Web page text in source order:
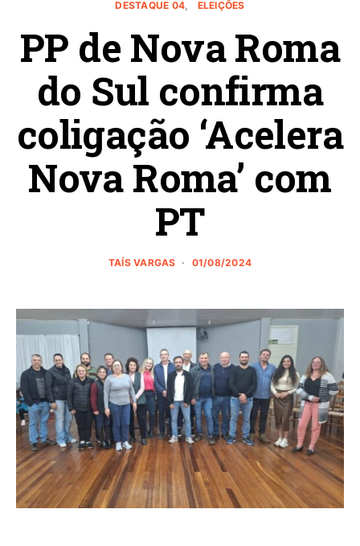
DESTAQUE 04 ELEIÇÕES
PP de Nova Roma
do Sul confirma
coligação ‘Acelera
Nova Roma’ com
PT
TAÍS VARGAS 01/08/2024